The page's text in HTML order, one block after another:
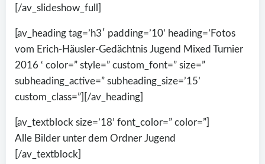
[/av_slideshow_full]
[av_heading tag=’h3′ padding=’10’ heading=’Fotos
vom Erich-Häusler-Gedächtnis Jugend Mixed Turnier
2016 ‘ color=” style=” custom_font=” size=”
subheading_active=” subheading_size=’15’
custom_class=”][/av_heading]
[av_textblock size=’18’ font_color=” color=”]
Alle Bilder unter dem Ordner Jugend
[/av_textblock]